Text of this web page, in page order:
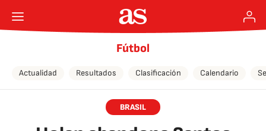
Fútbol
Actualidad Resultados Clasificación Calendario
BRASIL